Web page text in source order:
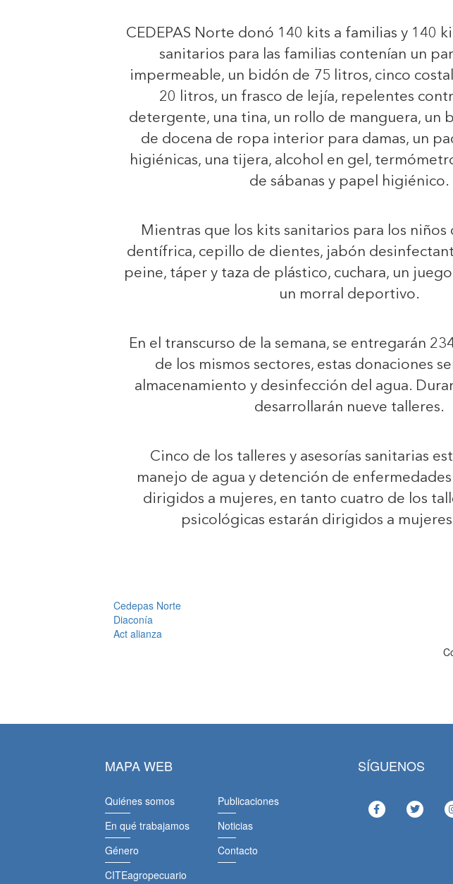
CEDEPAS Norte donó 140 kits a familias y 140
sanitarios para las familias contenían un
impermeable, un bidón de 75 litros, cinco
20 litros, un frasco de lejía, repelentes
detergente, una tina, un rollo de manguera, un
de docena de ropa interior para damas, un
higiénicas, una tijera, alcohol en gel,
de sábanas y papel higiénico.
Mientras que los kits sanitarios para los niños
dentífrica, cepillo de dientes, jabón
peine, táper y taza de plástico, cuchara, un
un morral deportivo.
En el transcurso de la semana, se entregarán
de los mismos sectores, estas donaciones
almacenamiento y desinfección del agua.
desarrollarán nueve talleres.
Cinco de los talleres y asesorías sanitarias
manejo de agua y detención de
dirigidos a mujeres, en tanto cuatro de los
psicológicas estarán dirigidos a mujeres
Cedepas Norte
Diaconía
Act alianza
MAPA WEB
Quiénes somos
En qué trabajamos
Género
CITEagropecuario
Publicaciones
Noticias
Contacto
SÍGUENOS